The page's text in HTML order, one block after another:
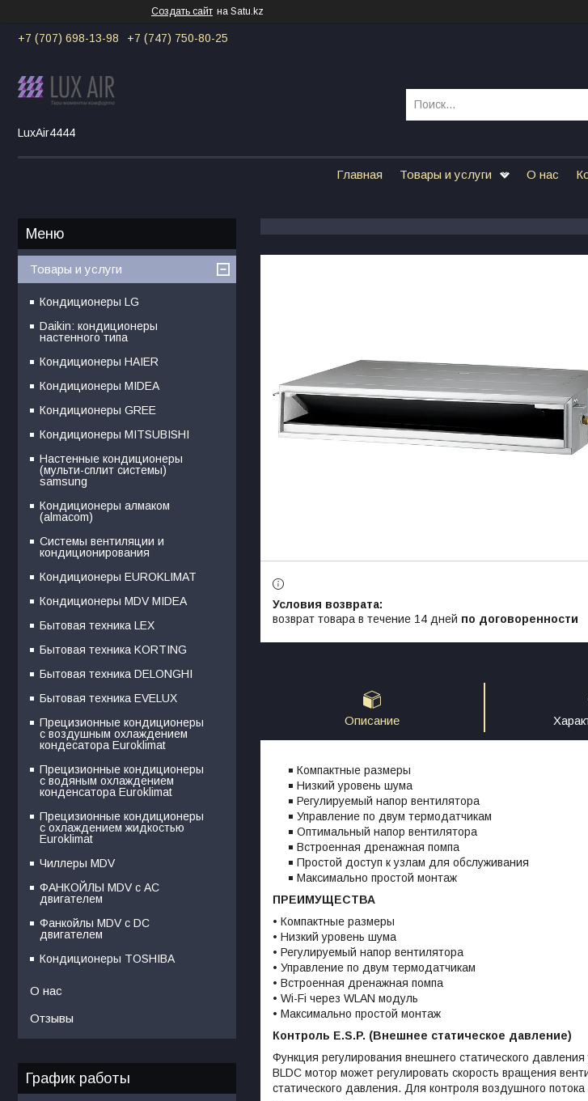
Создать сайт на Satu.kz
+7 (707) 698-13-98 +7 (747) 750-80-25
LuxAir4444
Главная Товары и услуги О нас
возврат товара в течение 14 дней по договоренности
Описание
Компактные размеры
Низкий уровень шума
Регулируемый напор вентилятора
Управление по двум термодатчикам
Оптимальный напор вентилятора
Встроенная дренажная помпа
Простой доступ к узлам для обслуживания
Максимально простой монтаж
ПРЕИМУЩЕСТВА
• Компактные размеры
• Низкий уровень шума
• Регулируемый напор вентилятора
• Управление по двум термодатчикам
• Встроенная дренажная помпа
• Wi-Fi через WLAN модуль
• Максимально простой монтаж
Контроль E.S.P. (Внешнее статическое давление)
Функция регулирования внешнего статического
BLDC мотор может регулировать скорость вращения
статического давления. Для контроля воздушного
Товары и услуги
Кондиционеры LG
Daikin: кондиционеры
настенного типа
Кондиционеры HAIER
Кондиционеры MIDEA
Кондиционеры GREE
Кондиционеры MITSUBISHI
Настенные кондиционеры
(мульти-сплит системы)
samsung
Кондиционеры алмаком
(almacom)
Системы вентиляции и
кондиционирования
Кондиционеры EUROKLIMAT
Кондиционеры MDV MIDEA
Бытовая техника LEX
Бытовая техника KORTING
Бытовая техника DELONGHI
Бытовая техника EVELUX
Прецизионные кондиционеры
с воздушным охлаждением
кондесатора Euroklimat
Прецизионные кондиционеры
с водяным охлаждением
конденсатора Euroklimat
Прецизионные кондиционеры
с охлаждением жидкостью
Euroklimat
Чиллеры MDV
ФАНКОЙЛЫ MDV с АС
двигателем
Фанкойлы MDV c DC
двигателем
Кондиционеры TOSHIBA
О нас
Отзывы
График работы